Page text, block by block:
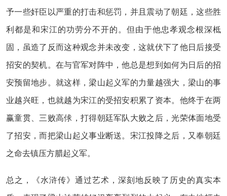
予一些奸臣以严重的打击和惩罚，并且震动了朝廷，这些胜
利都是和宋江的功劳分不开的。但由于他忠孝观念根深柢
固，虽造了反而这种观念并未改变，这就伏下了他日后接受
招安的契机。在与官军对阵中，他总是想到如何为日后的招
安预留地步。就这样，梁山起义军的力量越强大，梁山的事
业越兴旺，也就越为宋江的受招安积累了资本。他终于在两
赢童贯、三败高俅，打得朝廷军队大败之后，光荣体面地受
了招安，而把梁山起义事业断送。宋江投降之后，又奉朝廷
之命去镇压方腊起义军。
总之，《水浒传》通过艺术，深刻地反映了历史的真实本